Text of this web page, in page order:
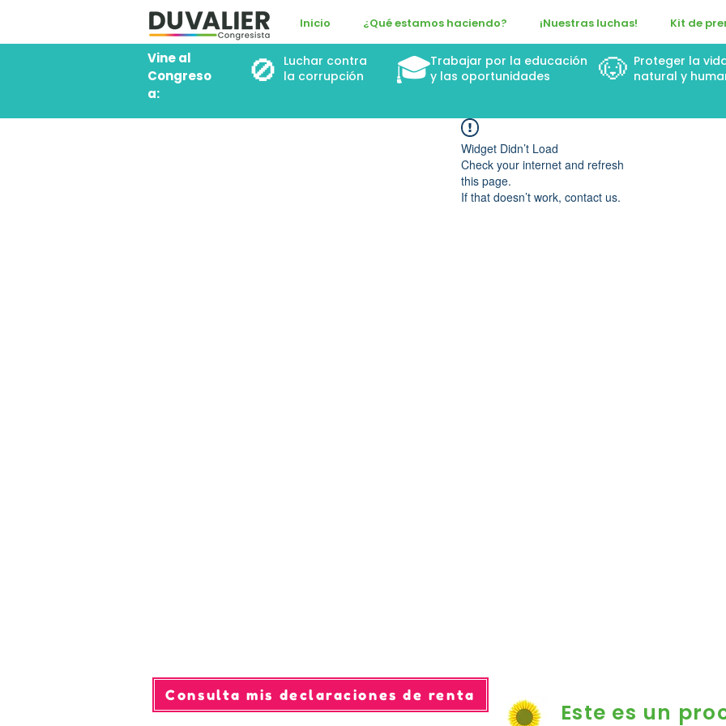
Inicio ¿Qué estamos haciendo? ¡Nuestras luchas! Kit de
Vine al
Congreso
a:
🚫 Luchar contra
la corrupción
🎓Trabajar por la educación
y las oportunidades
🐶 Proteger la
natural y
Widget Didn’t Load
Check your internet and refresh
this page.
If that doesn’t work, contact us.
Consulta mis declaraciones de renta
Este es un